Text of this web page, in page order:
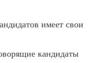
имеет свои
кандидаты